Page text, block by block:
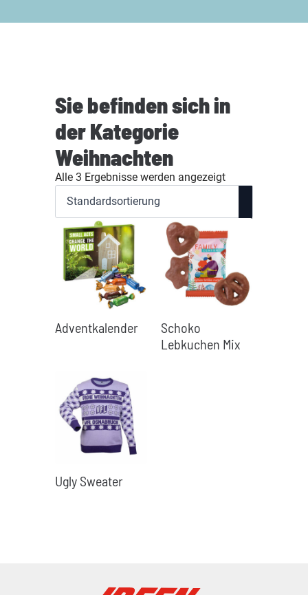
Sie befinden sich in
der Kategorie
Weihnachten
Alle 3 Ergebnisse werden angezeigt
Adventkalender
Schoko
Lebkuchen Mix
Ugly Sweater